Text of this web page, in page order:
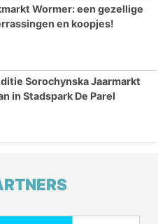
Wormer: een gezellige
en koopjes!
Sorochynska Jaarmarkt
in Stadspark De Parel